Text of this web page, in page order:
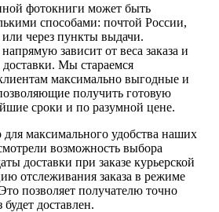
фотокниги может быть
способами: почтой России,
через пункты выдачи.
зависит от веса заказа и
Мы стараемся
максимально выгодные и
получить готовую
сроки и по разумной цене.
максимального удобства наших
возможность выбора
доставки при заказе курьерской
отслеживания заказа в режиме
позволяет получателю точно
будет доставлен.